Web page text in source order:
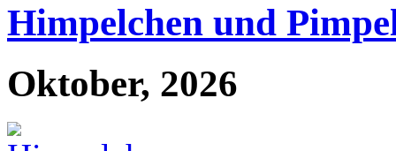
Himpelchen und
Oktober, 2026